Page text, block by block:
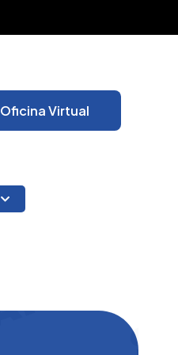
Oficina Virtual